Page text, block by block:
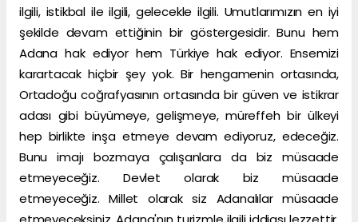
ilgili, istikbal ile ilgili, gelecekle ilgili. Umutlarımızın en iyi
şekilde devam ettiğinin bir göstergesidir. Bunu hem
Adana hak ediyor hem Türkiye hak ediyor. Ensemizi
karartacak hiçbir şey yok. Bir hengamenin ortasında,
Ortadoğu coğrafyasının ortasında bir güven ve istikrar
adası gibi büyümeye, gelişmeye, müreffeh bir ülkeyi
hep birlikte inşa etmeye devam ediyoruz, edeceğiz.
Bunu imajı bozmaya çalışanlara da biz müsaade
etmeyeceğiz. Devlet olarak biz müsaade
etmeyeceğiz. Millet olarak siz Adanalılar müsaade